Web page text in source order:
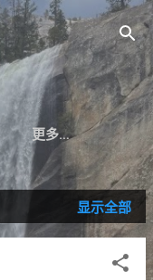
更多…
显示全部